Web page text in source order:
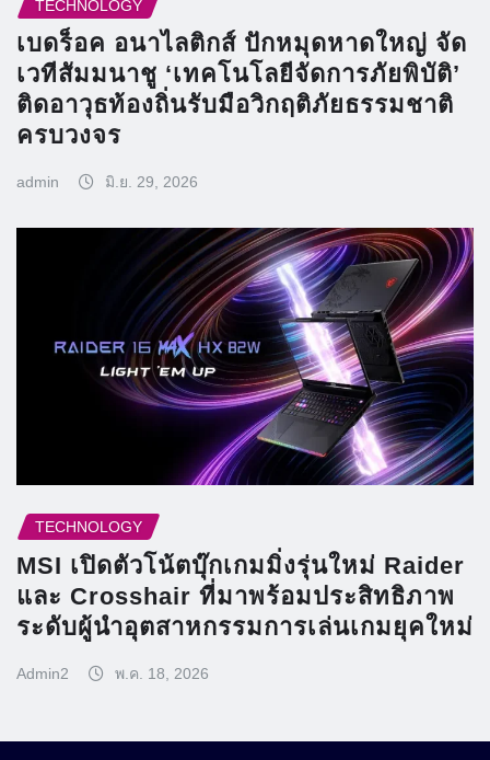
TECHNOLOGY
เบดร็อค อนาไลติกส์ ปักหมุดหาดใหญ่ จัด
เวทีสัมมนาชู ‘เทคโนโลยีจัดการภัยพิบัติ’
ติดอาวุธท้องถิ่นรับมือวิกฤติภัยธรรมชาติ
ครบวงจร
admin มิ.ย. 29, 2026
TECHNOLOGY
MSI เปิดตัวโน้ตบุ๊กเกมมิ่งรุ่นใหม่ Raider
และ Crosshair ที่มาพร้อมประสิทธิภาพ
ระดับผู้นำอุตสาหกรรมการเล่นเกมยุคใหม่
Admin2 พ.ค. 18, 2026